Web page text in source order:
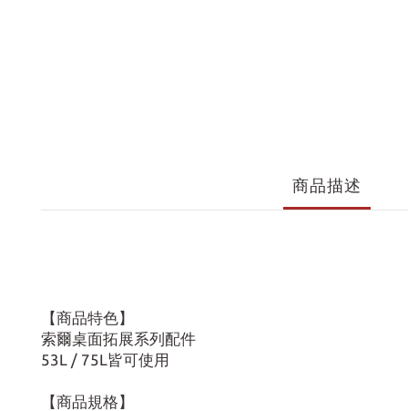
商品描述
【商品特色】
索爾桌面拓展系列配件
53L / 75L皆可使用
【商品規格】